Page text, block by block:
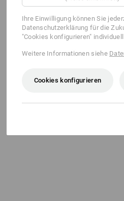
Ihre Einwilligung können Sie
Datenschutzerklärung für die
"Cookies konfigurieren"
Weitere Informationen siehe
Cookies konfigurieren